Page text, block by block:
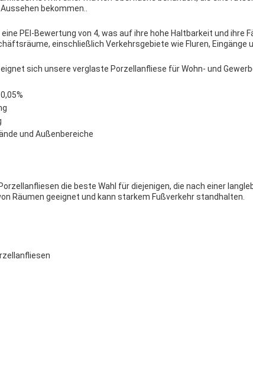
bekommen..
PEI-Bewertung von 4, was auf ihre hohe Haltbarkeit und
einschließlich Verkehrsgebiete wie Fluren, Eingänge
sich unsere verglaste Porzellanfliese für Wohn- und
und Außenbereiche
die beste Wahl für diejenigen, die nach einer
Räumen geeignet und kann starkem Fußverkehr standhalten.